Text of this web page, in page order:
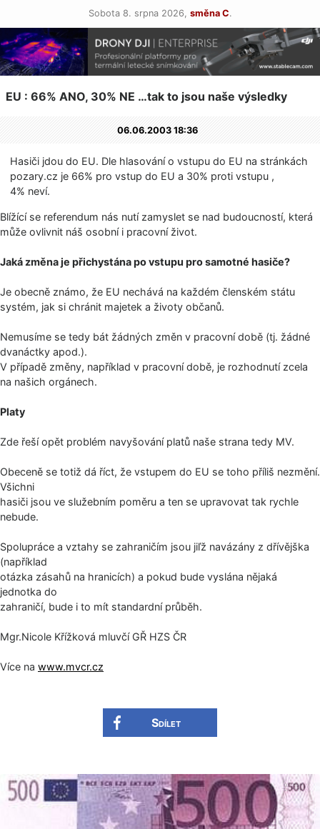
Sobota 8. srpna 2026, směna C.
EU : 66% ANO, 30% NE …tak to jsou naše výsledky
06.06.2003 18:36
Hasiči jdou do EU. Dle hlasování o vstupu do EU na stránkách
pozary.cz je 66% pro vstup do EU a 30% proti vstupu ,
4% neví.
Blížící se referendum nás nutí zamyslet se nad budoucností, která
může ovlivnit náš osobní i pracovní život.
Jaká změna je přichystána po vstupu pro samotné hasiče?
Je obecně známo, že EU nechává na každém členském státu
systém, jak si chránit majetek a životy občanů.
Nemusíme se tedy bát žádných změn v pracovní době (tj. žádné
dvanáctky apod.).
V případě změny, například v pracovní době, je rozhodnutí zcela
na našich orgánech.
Platy
Zde řeší opět problém navyšování platů naše strana tedy MV.
Obeceně se totiž dá říct, že vstupem do EU se toho příliš nezmění.
Všichni
hasiči jsou ve služebním poměru a ten se upravovat tak rychle
nebude.
Spolupráce a vztahy se zahraničím jsou jiľž navázány z dřívějška
(například
otázka zásahů na hranicích) a pokud bude vyslána nějaká
jednotka do
zahraničí, bude i to mít standardní průběh.
Mgr.Nicole Křížková mluvčí GŘ HZS ČR
Více na www.mvcr.cz
Sdílet